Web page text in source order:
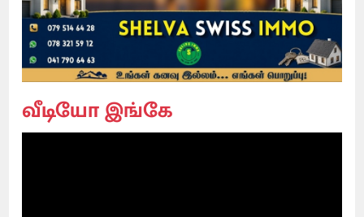
வீடியோ இங்கே